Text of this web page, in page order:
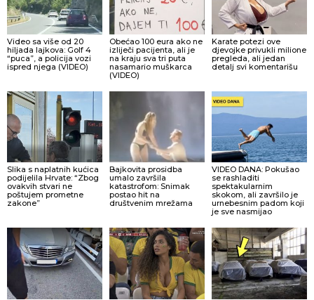
Video sa više od 20
hiljada lajkova: Golf 4
“puca”, a policija vozi
ispred njega (VIDEO)
Obećao 100 eura ako ne
izliječi pacijenta, ali je
na kraju sva tri puta
nasamario muškarca
(VIDEO)
Karate potezi ove
djevojke privukli milione
pregleda, ali jedan
detalj svi komentarišu
Slika s naplatnih kućica
podijelila Hrvate: “Zbog
ovakvih stvari ne
poštujem prometne
zakone”
Bajkovita prosidba
umalo završila
katastrofom: Snimak
postao hit na
društvenim mrežama
VIDEO DANA: Pokušao
se rashladiti
spektakularnim
skokom, ali završilo je
urnebesnim padom koji
je sve nasmijao